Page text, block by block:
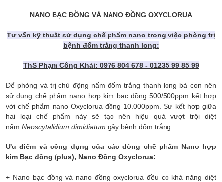
NANO BẠC ĐỒNG VÀ NANO ĐỒNG OXYCLORUA
Tư vấn kỹ thuật sử dụng chế phẩm nano trong việc phòng trị
bệnh đốm trắng thanh long:
ThS Phạm Công Khải: 0976 804 678 - 01235 99 85 99
Để phòng và trị chủ động nấm đốm trắng thanh long bà con nên
sử dụng chế phẩm nano hợp kim bạc đồng 500/500ppm kết hợp
với chế phẩm nano Oxyclorua đồng 10.000ppm. Sự kết hợp giữa
hai loại chế phẩm này sẽ tạo nên hiệu quả vượt trội diệt
nấm Neoscytalidium dimidiatum gây bệnh đốm trắng.
Ưu điểm và công dụng của các dòng chế phẩm Nano hợp
kim Bạc đồng (plus), Nano Đồng Oxyclorua:
+ Nano bạc đồng và nano đồng oxyclorua đều có khả năng diệt